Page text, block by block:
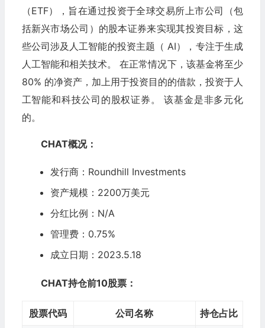
（ETF），旨在通过投资于全球交易所上市公司（包
括新兴市场公司）的股本证券来实现其投资目标，这
些公司涉及人工智能的投资主题（ AI），专注于生成
人工智能和相关技术。 在正常情况下，该基金将至少
80% 的净资产，加上用于投资目的的借款，投资于人
工智能和科技公司的股权证券。 该基金是非多元化
的。
CHAT概况：
发行商：Roundhill Investments
资产规模： 2200万美元
分红比例：N/A
管理费：0.75%
成立日期：2023.5.18
CHAT持仓前10股票：
股票代码 公司名称 持仓占比